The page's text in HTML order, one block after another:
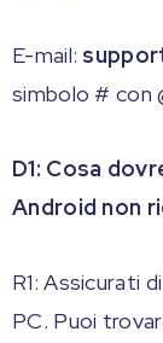
E-mail:
simbolo # con
D1: Cosa
Android non
R1: Assicurati
PC. Puoi